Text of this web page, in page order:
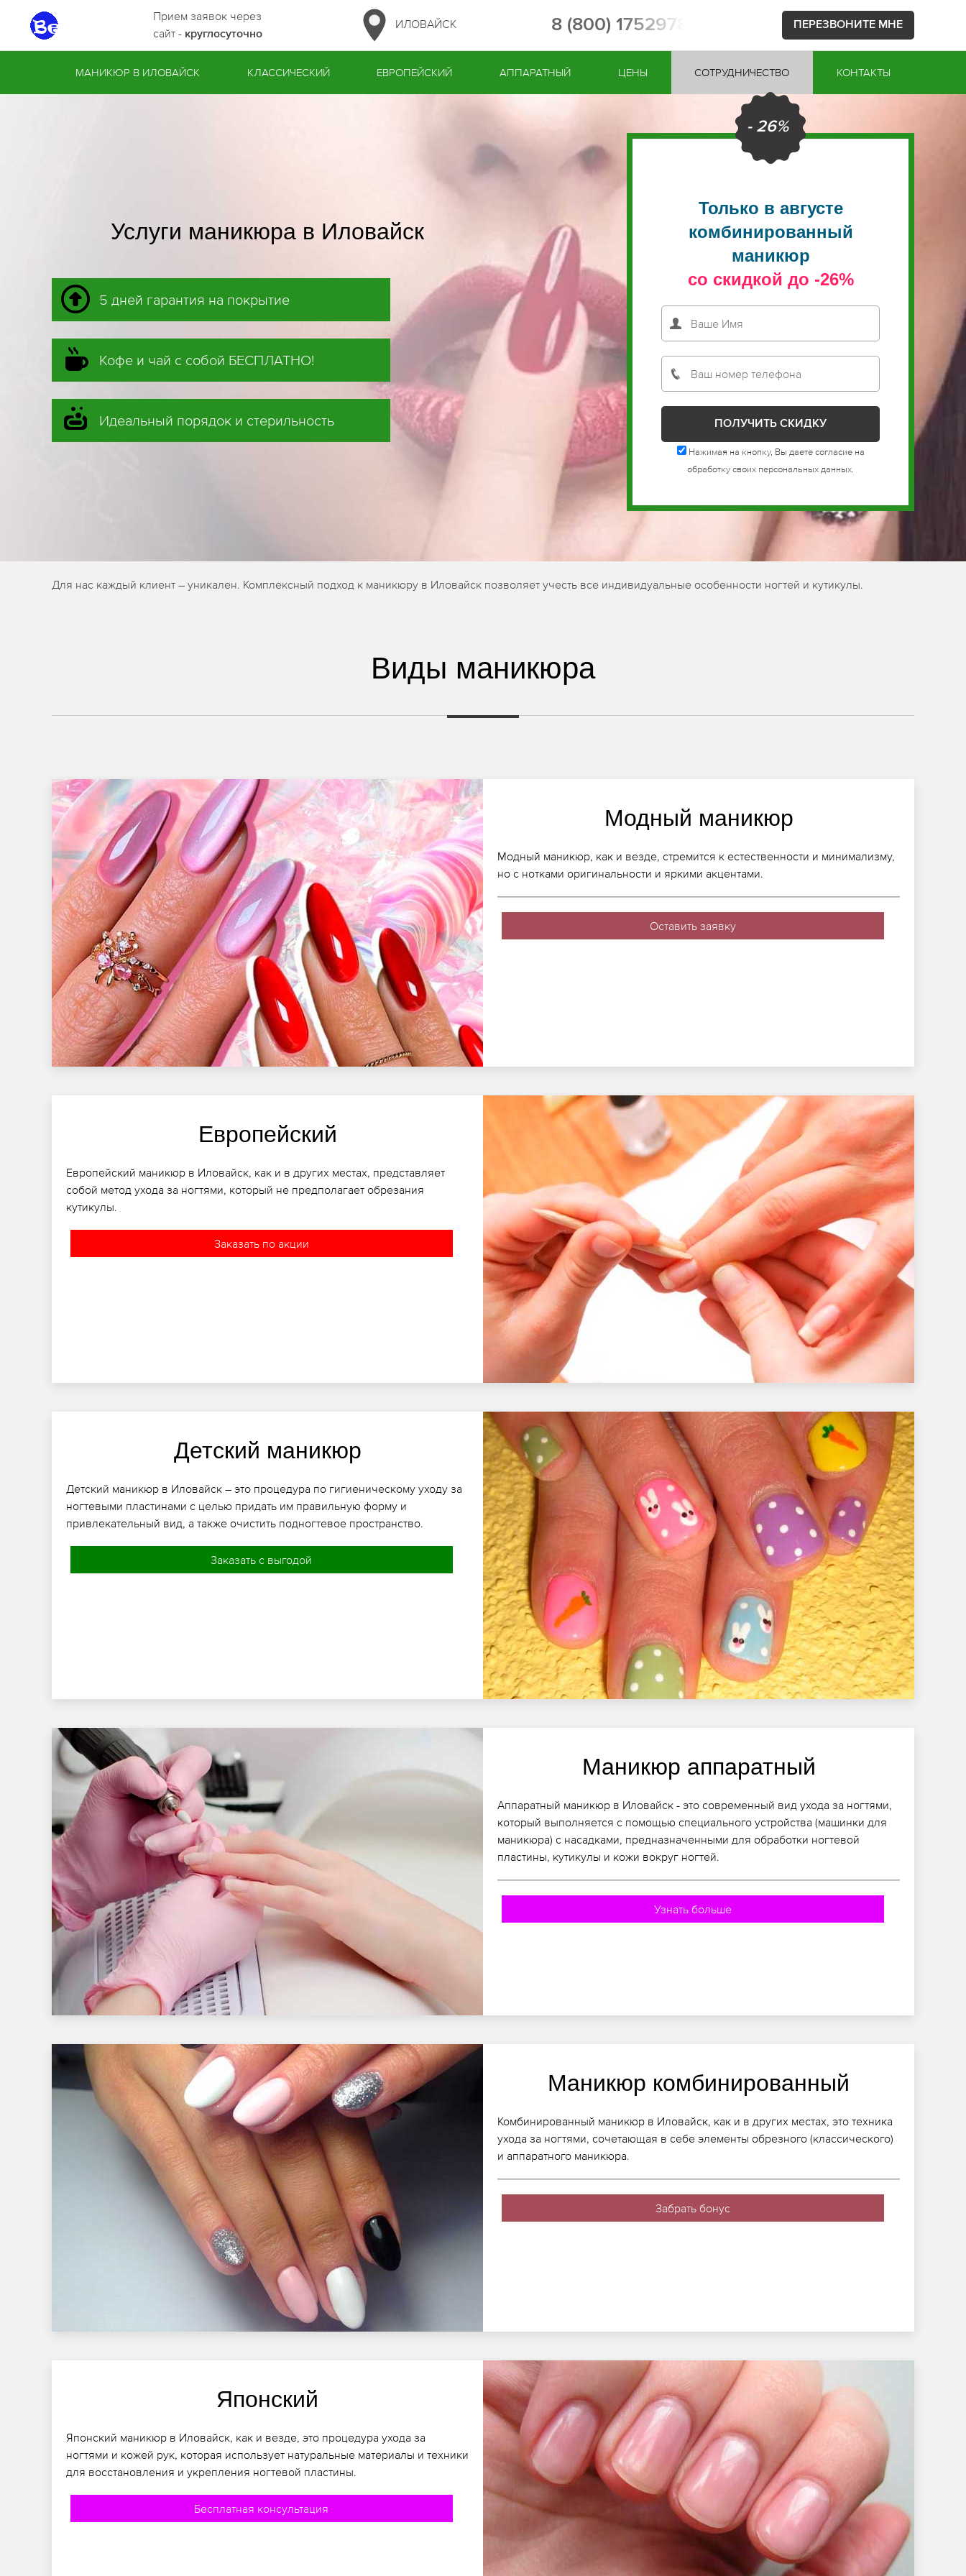
Прием заявок через
сайт - круглосуточно
ИЛОВАЙСК 8 (800) 1752978 ПЕРЕЗВОНИТЕ МНЕ
МАНИКЮР В ИЛОВАЙСК КЛАССИЧЕСКИЙ ЕВРОПЕЙСКИЙ АППАРАТНЫЙ ЦЕНЫ СОТРУДНИЧЕСТВО КОНТАКТЫ
Услуги маникюра в Иловайск
5 дней гарантия на покрытие
Кофе и чай с собой БЕСПЛАТНО!
Идеальный порядок и стерильность
- 26%
Только в августе
комбинированный
маникюр
со скидкой до -26%
Нажимая на кнопку, Вы даете согласие на
обработку своих персональных данных.
Для нас каждый клиент – уникален. Комплексный подход к маникюру в Иловайск позволяет учесть все индивидуальные особенности ногтей и кутикулы.
Виды маникюра
Модный маникюр
Модный маникюр, как и везде, стремится к естественности и минимализму,
но с нотками оригинальности и яркими акцентами.
Оставить заявку
Европейский
Европейский маникюр в Иловайск, как и в других местах, представляет
собой метод ухода за ногтями, который не предполагает обрезания
кутикулы.
Заказать по акции
Детский маникюр
Детский маникюр в Иловайск – это процедура по гигиеническому уходу за
ногтевыми пластинами с целью придать им правильную форму и
привлекательный вид, а также очистить подногтевое пространство.
Заказать с выгодой
Маникюр аппаратный
Аппаратный маникюр в Иловайск - это современный вид ухода за ногтями,
который выполняется с помощью специального устройства (машинки для
маникюра) с насадками, предназначенными для обработки ногтевой
пластины, кутикулы и кожи вокруг ногтей.
Узнать больше
Маникюр комбинированный
Комбинированный маникюр в Иловайск, как и в других местах, это техника
ухода за ногтями, сочетающая в себе элементы обрезного (классического)
и аппаратного маникюра.
Забрать бонус
Японский
Японский маникюр в Иловайск, как и везде, это процедура ухода за
ногтями и кожей рук, которая использует натуральные материалы и техники
для восстановления и укрепления ногтевой пластины.
Бесплатная консультация